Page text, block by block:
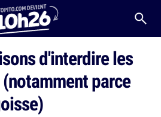
d'interdire les
parce